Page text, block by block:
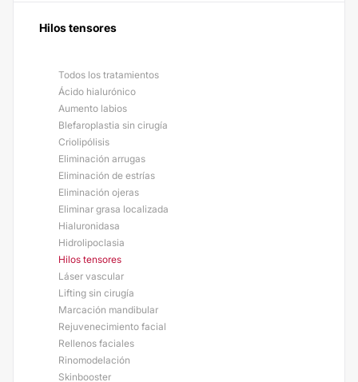
Hilos tensores
Todos los tratamientos
Ácido hialurónico
Aumento labios
Blefaroplastia sin cirugía
Criolipólisis
Eliminación arrugas
Eliminación de estrías
Eliminación ojeras
Eliminar grasa localizada
Hialuronidasa
Hidrolipoclasia
Hilos tensores
Láser vascular
Lifting sin cirugía
Marcación mandibular
Rejuvenecimiento facial
Rellenos faciales
Rinomodelación
Skinbooster